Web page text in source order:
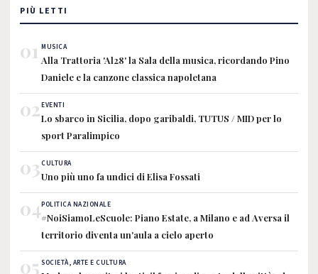
PIÙ LETTI
01 MUSICA
Alla Trattoria 'Al28' la Sala della musica, ricordando Pino
Daniele e la canzone classica napoletana
02EVENTI
Lo sbarco in Sicilia, dopo garibaldi, TUTUS / MID per lo
sport Paralimpico
03CULTURA
Uno più uno fa undici di Elisa Fossati
04POLITICA NAZIONALE
#NoiSiamoLeScuole: Piano Estate, a Milano e ad Aversa il
territorio diventa un'aula a cielo aperto
05 SOCIETÀ, ARTE E CULTURA